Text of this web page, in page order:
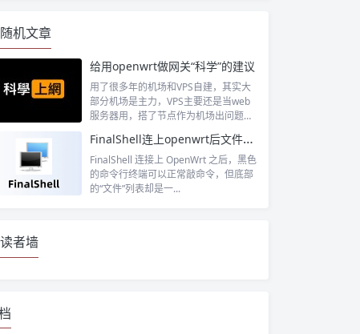
随机文章
给用openwrt做网关“科学”的建议
用了很多年的机场和VPS自建，其实大
部分机场是主力，VPS主要还是当web
服务器用，搭了节点作为机场出问题时
FinalShell连上openwrt后文件这里没有显示
FinalShell 连接上 OpenWrt 之后，黑色
的命令行终端可以正常敲命令，但底部
的“文件”列表却是一...
读者墙